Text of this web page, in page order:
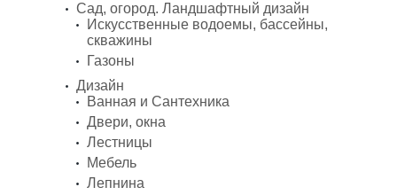
Сад, огород. Ландшафтный дизайн
Искусственные водоемы, бассейны,
скважины
Газоны
Дизайн
Ванная и Сантехника
Двери, окна
Лестницы
Мебель
Лепнина